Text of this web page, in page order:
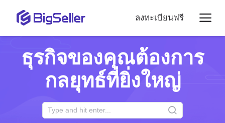
ลงทะเบียนฟรี
ธุรกิจของคุณต้องการ
กลยุทธ์ที่ยิ่งใหญ่